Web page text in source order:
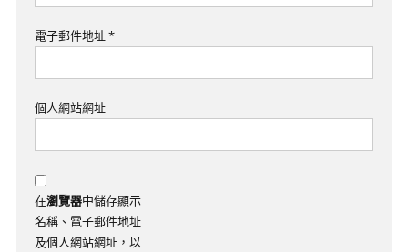
電子郵件地址*
個人網站網址
在瀏覽器中儲存顯示
名稱、電子郵件地址
及個人網站網址，以